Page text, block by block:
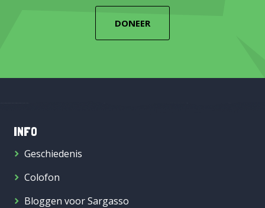
DONEER
INFO
Geschiedenis
Colofon
Bloggen voor Sargasso